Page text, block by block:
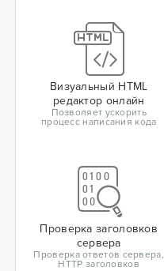
Визуальный HTML
редактор онлайн
Позволяет ускорить
процесс написания кода
Проверка заголовков
сервера
Проверка ответов сервера,
HTTP заголовков